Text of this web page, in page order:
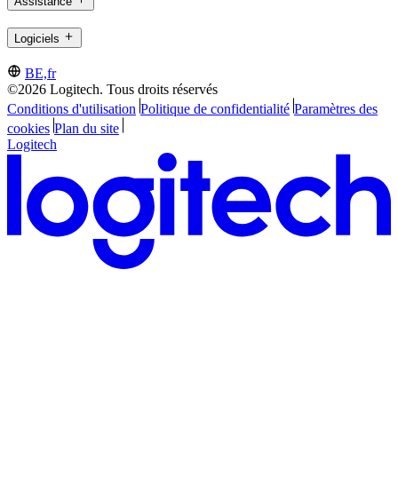
Logiciels
BE,fr
©2026 Logitech. Tous droits réservés
Conditions d'utilisation Politique de confidentialité Paramètres des
cookies Plan du site
Logitech